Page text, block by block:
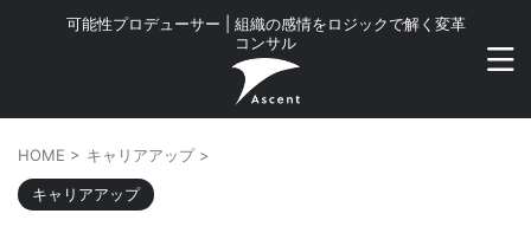
可能性プロデューサー | 組織の感情をロジックで解く変革
コンサル
HOME > キャリアアップ >
キャリアアップ